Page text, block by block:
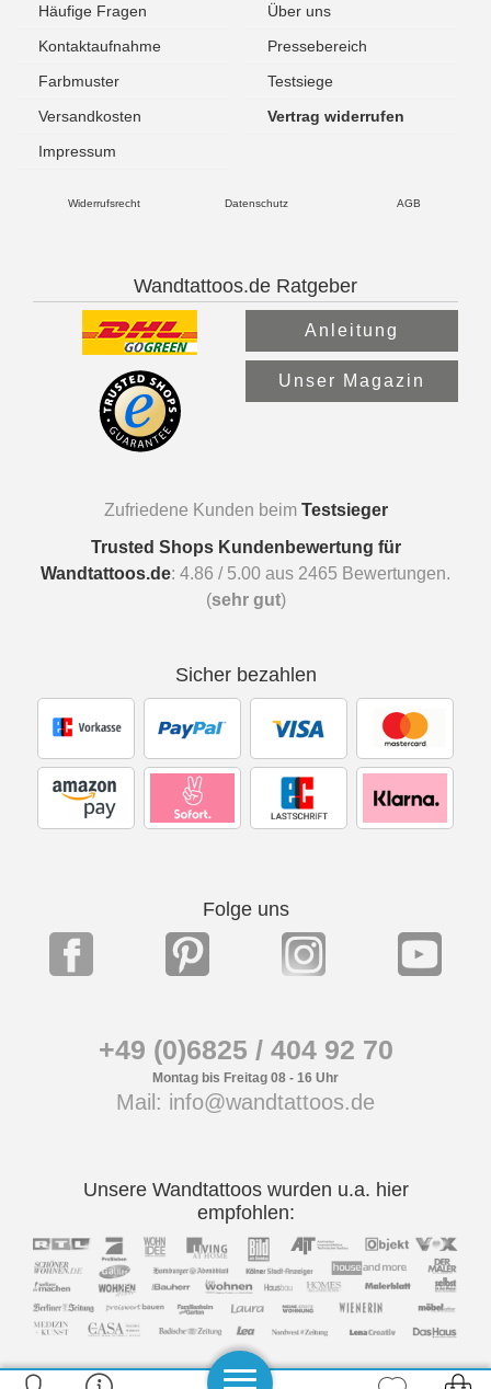
Häufige Fragen
Über uns
Kontaktaufnahme
Pressebereich
Farbmuster
Testsiege
Versandkosten
Vertrag widerrufen
Impressum
Widerrufsrecht Datenschutz AGB
Wandtattoos.de Ratgeber
Anleitung
Unser Magazin
Zufriedene Kunden beim Testsieger
Trusted Shops Kundenbewertung für
Wandtattoos.de: 4.86 / 5.00 aus 2465 Bewertungen.
(sehr gut)
Sicher bezahlen
Folge uns
+49 (0)6825 / 404 92 70
Montag bis Freitag 08 - 16 Uhr
Mail: info@wandtattoos.de
Unsere Wandtattoos wurden u.a. hier
empfohlen: